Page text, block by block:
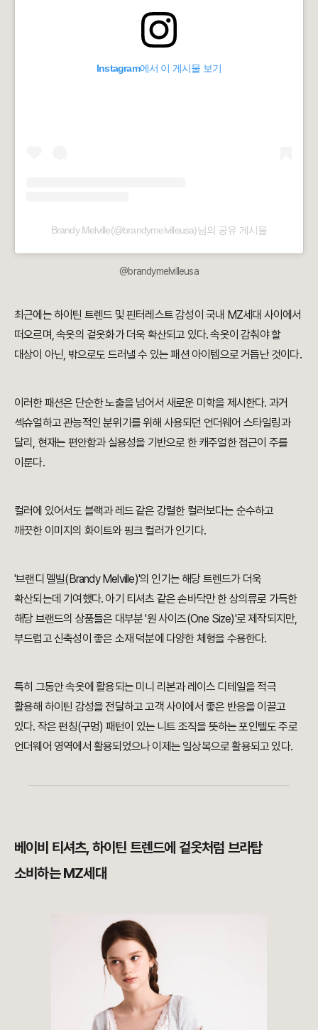
Instagram에서 이 게시물 보기
Brandy Melville(@brandymelvilleusa)님의 공유 게시물
@brandymelvilleusa
최근에는 하이틴 트렌드 및 핀터레스트 감성이 국내 MZ세대 사이에서
떠오르며, 속옷의 겉옷화가 더욱 확산되고 있다. 속옷이 감춰야 할
대상이 아닌, 밖으로도 드러낼 수 있는 패션 아이템으로 거듭난 것이다.
이러한 패션은 단순한 노출을 넘어서 새로운 미학을 제시한다. 과거
섹슈얼하고 관능적인 분위기를 위해 사용되던 언더웨어 스타일링과
달리, 현재는 편안함과 실용성을 기반으로 한 캐주얼한 접근이 주를
이룬다.
컬러에 있어서도 블랙과 레드 같은 강렬한 컬러보다는 순수하고
깨끗한 이미지의 화이트와 핑크 컬러가 인기다.
'브랜디 멜빌(Brandy Melville)'의 인기는 해당 트렌드가 더욱
확산되는데 기여했다. 아기 티셔츠 같은 손바닥만 한 상의류로 가득한
해당 브랜드의 상품들은 대부분 '원 사이즈(One Size)'로 제작되지만,
부드럽고 신축성이 좋은 소재 덕분에 다양한 체형을 수용한다.
특히 그동안 속옷에 활용되는 미니 리본과 레이스 디테일을 적극
활용해 하이틴 감성을 전달하고 고객 사이에서 좋은 반응을 이끌고
있다. 작은 펀칭(구멍) 패턴이 있는 니트 조직을 뜻하는 포인텔도 주로
언더웨어 영역에서 활용되었으나 이제는 일상복으로 활용되고 있다.
베이비 티셔츠, 하이틴 트렌드에 겉옷처럼 브라탑
소비하는 MZ세대